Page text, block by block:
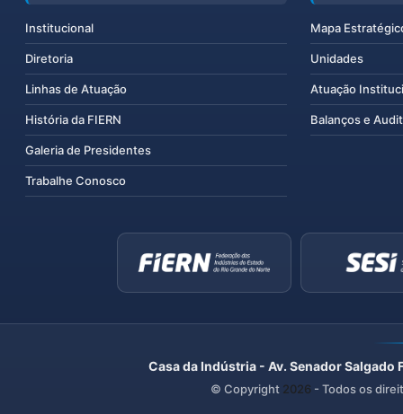
Institucional
Diretoria
Linhas de Atuação
História da FIERN
Galeria de Presidentes
Trabalhe Conosco
Mapa
Unidades
Atuação
Balanços e
Casa da Indústria - Av. Senador
© Copyright 2026 - Todos os